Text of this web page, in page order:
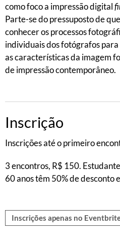
como foco a impressão digital
Parte-se do pressuposto de
conhecer os processos
individuais dos fotógrafos
as características da imagem
de impressão contemporâneo.
Inscrição
Inscrições até o primeiro
3 encontros, R$ 150.
60 anos têm 50% de desconto
Inscrições apenas no